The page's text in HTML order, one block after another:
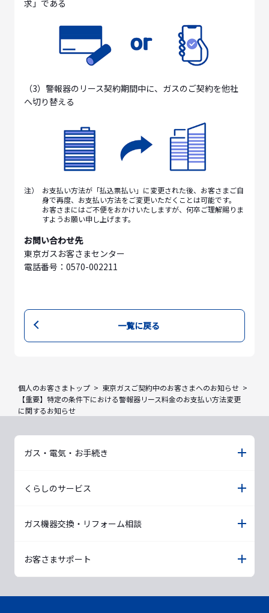
求」である
（3）警報器のリース契約期間中に、ガスのご契約を他社
へ切り替える
注）
お支払い方法が「払込票払い」に変更された後、お客さまご自
身で再度、お支払い方法をご変更いただくことは可能です。
お客さまにはご不便をおかけいたしますが、何卒ご理解賜りま
すようお願い申し上げます。
お問い合わせ先
東京ガスお客さまセンター
電話番号：0570-002211
一覧に戻る
個人のお客さまトップ
東京ガスご契約中のお客さまへのお知らせ
【重要】特定の条件下における警報器リース料金のお支払い方法変更
に関するお知らせ
ガス・電気・お手続き
くらしのサービス
ガス機器交換・リフォーム相談
お客さまサポート